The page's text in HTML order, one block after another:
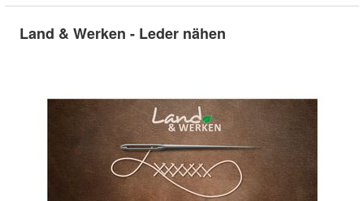
Land & Werken - Leder nähen